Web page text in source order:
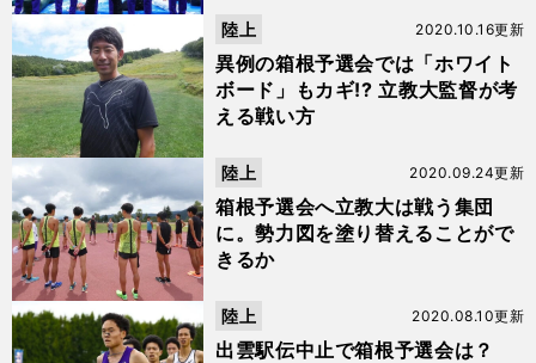
異例の箱根予選会では「ホワイト
ボード」もカギ!? 立教大監督が考
える戦い方
2020.10.16更新
陸上
箱根予選会へ立教大は戦う集団
に。勢力図を塗り替えることがで
きるか
2020.09.24更新
陸上
出雲駅伝中止で箱根予選会は？
2020.08.10更新
陸上